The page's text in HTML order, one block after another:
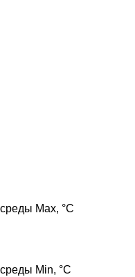
Max, °C
Min, °C